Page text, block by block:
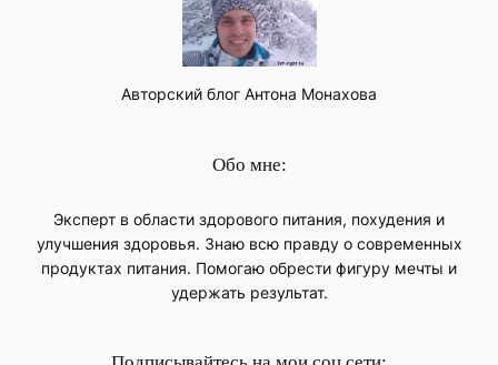
Авторский блог Антона Монахова
Обо мне:
Эксперт в области здорового питания, похудения и
улучшения здоровья. Знаю всю правду о современных
продуктах питания. Помогаю обрести фигуру мечты и
удержать результат.